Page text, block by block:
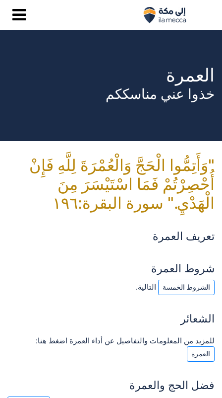
العمرة
خذوا عني مناسككم
"وَأَتِمُّوا الْحَجَّ وَالْعُمْرَةَ لِلَّهِ فَإِنْ
أُحْصِرْتُمْ فَمَا اسْتَيْسَرَ مِنَ
الْهَدْيِ." سورة البقرة:١٩٦
تعريف العمرة
شروط العمرة
الشروط الخمسة التالية.
الشعائر
للمزيد من المعلومات والتفاصيل عن أداء العمرة اضغط هنا:
العمرة
فضل الحج والعمرة